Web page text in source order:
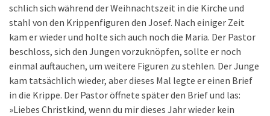
schlich sich während der Weihnachtszeit in die Kirche und
stahl von den Krippenfiguren den Josef. Nach einiger Zeit
kam er wieder und holte sich auch noch die Maria. Der Pastor
beschloss, sich den Jungen vorzuknöpfen, sollte er noch
einmal auftauchen, um weitere Figuren zu stehlen. Der Junge
kam tatsächlich wieder, aber dieses Mal legte er einen Brief
in die Krippe. Der Pastor öffnete später den Brief und las:
»Liebes Christkind, wenn du mir dieses Jahr wieder kein